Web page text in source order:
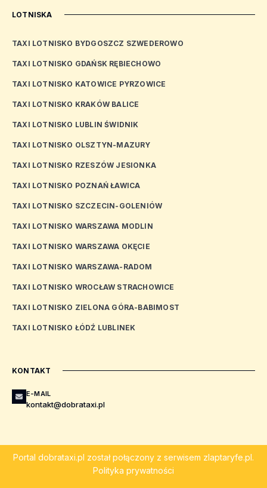
LOTNISKA
TAXI LOTNISKO BYDGOSZCZ SZWEDEROWO
TAXI LOTNISKO GDAŃSK RĘBIECHOWO
TAXI LOTNISKO KATOWICE PYRZOWICE
TAXI LOTNISKO KRAKÓW BALICE
TAXI LOTNISKO LUBLIN ŚWIDNIK
TAXI LOTNISKO OLSZTYN-MAZURY
TAXI LOTNISKO RZESZÓW JESIONKA
TAXI LOTNISKO POZNAŃ ŁAWICA
TAXI LOTNISKO SZCZECIN-GOLENIÓW
TAXI LOTNISKO WARSZAWA MODLIN
TAXI LOTNISKO WARSZAWA OKĘCIE
TAXI LOTNISKO WARSZAWA-RADOM
TAXI LOTNISKO WROCŁAW STRACHOWICE
TAXI LOTNISKO ZIELONA GÓRA-BABIMOST
TAXI LOTNISKO ŁÓDŹ LUBLINEK
KONTAKT
E-MAIL
kontakt@dobrataxi.pl
Portal dobrataxi.pl został połączony z serwisem zlaptaryfe.pl.
Polityka prywatności